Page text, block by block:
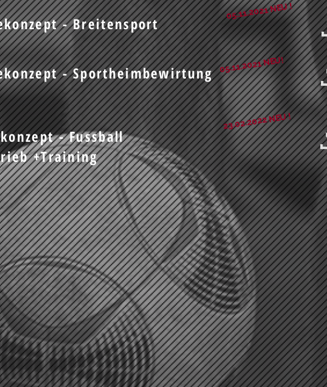
- Breitensport
05.11.2021 NEU !
- Fussball
+Training
23.02.2022 NEU !
- Sportheimbewirtung 05.11.2021 NEU!